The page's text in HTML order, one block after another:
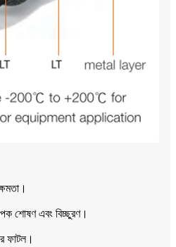
শোষণ এবং বিচ্ছুরণ।
ফাটল।